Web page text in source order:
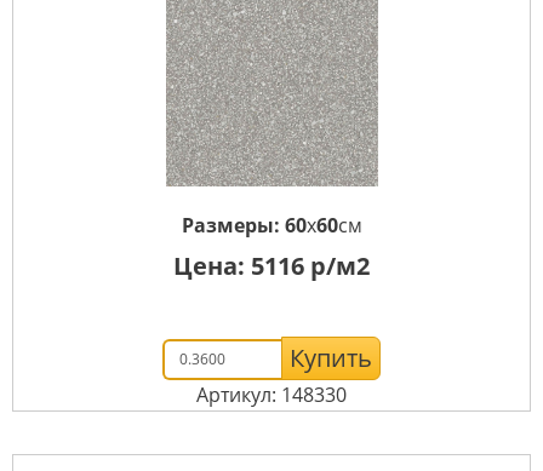
Размеры: 60x60см
Цена: 5116 р/м2
Купить
Артикул: 148330